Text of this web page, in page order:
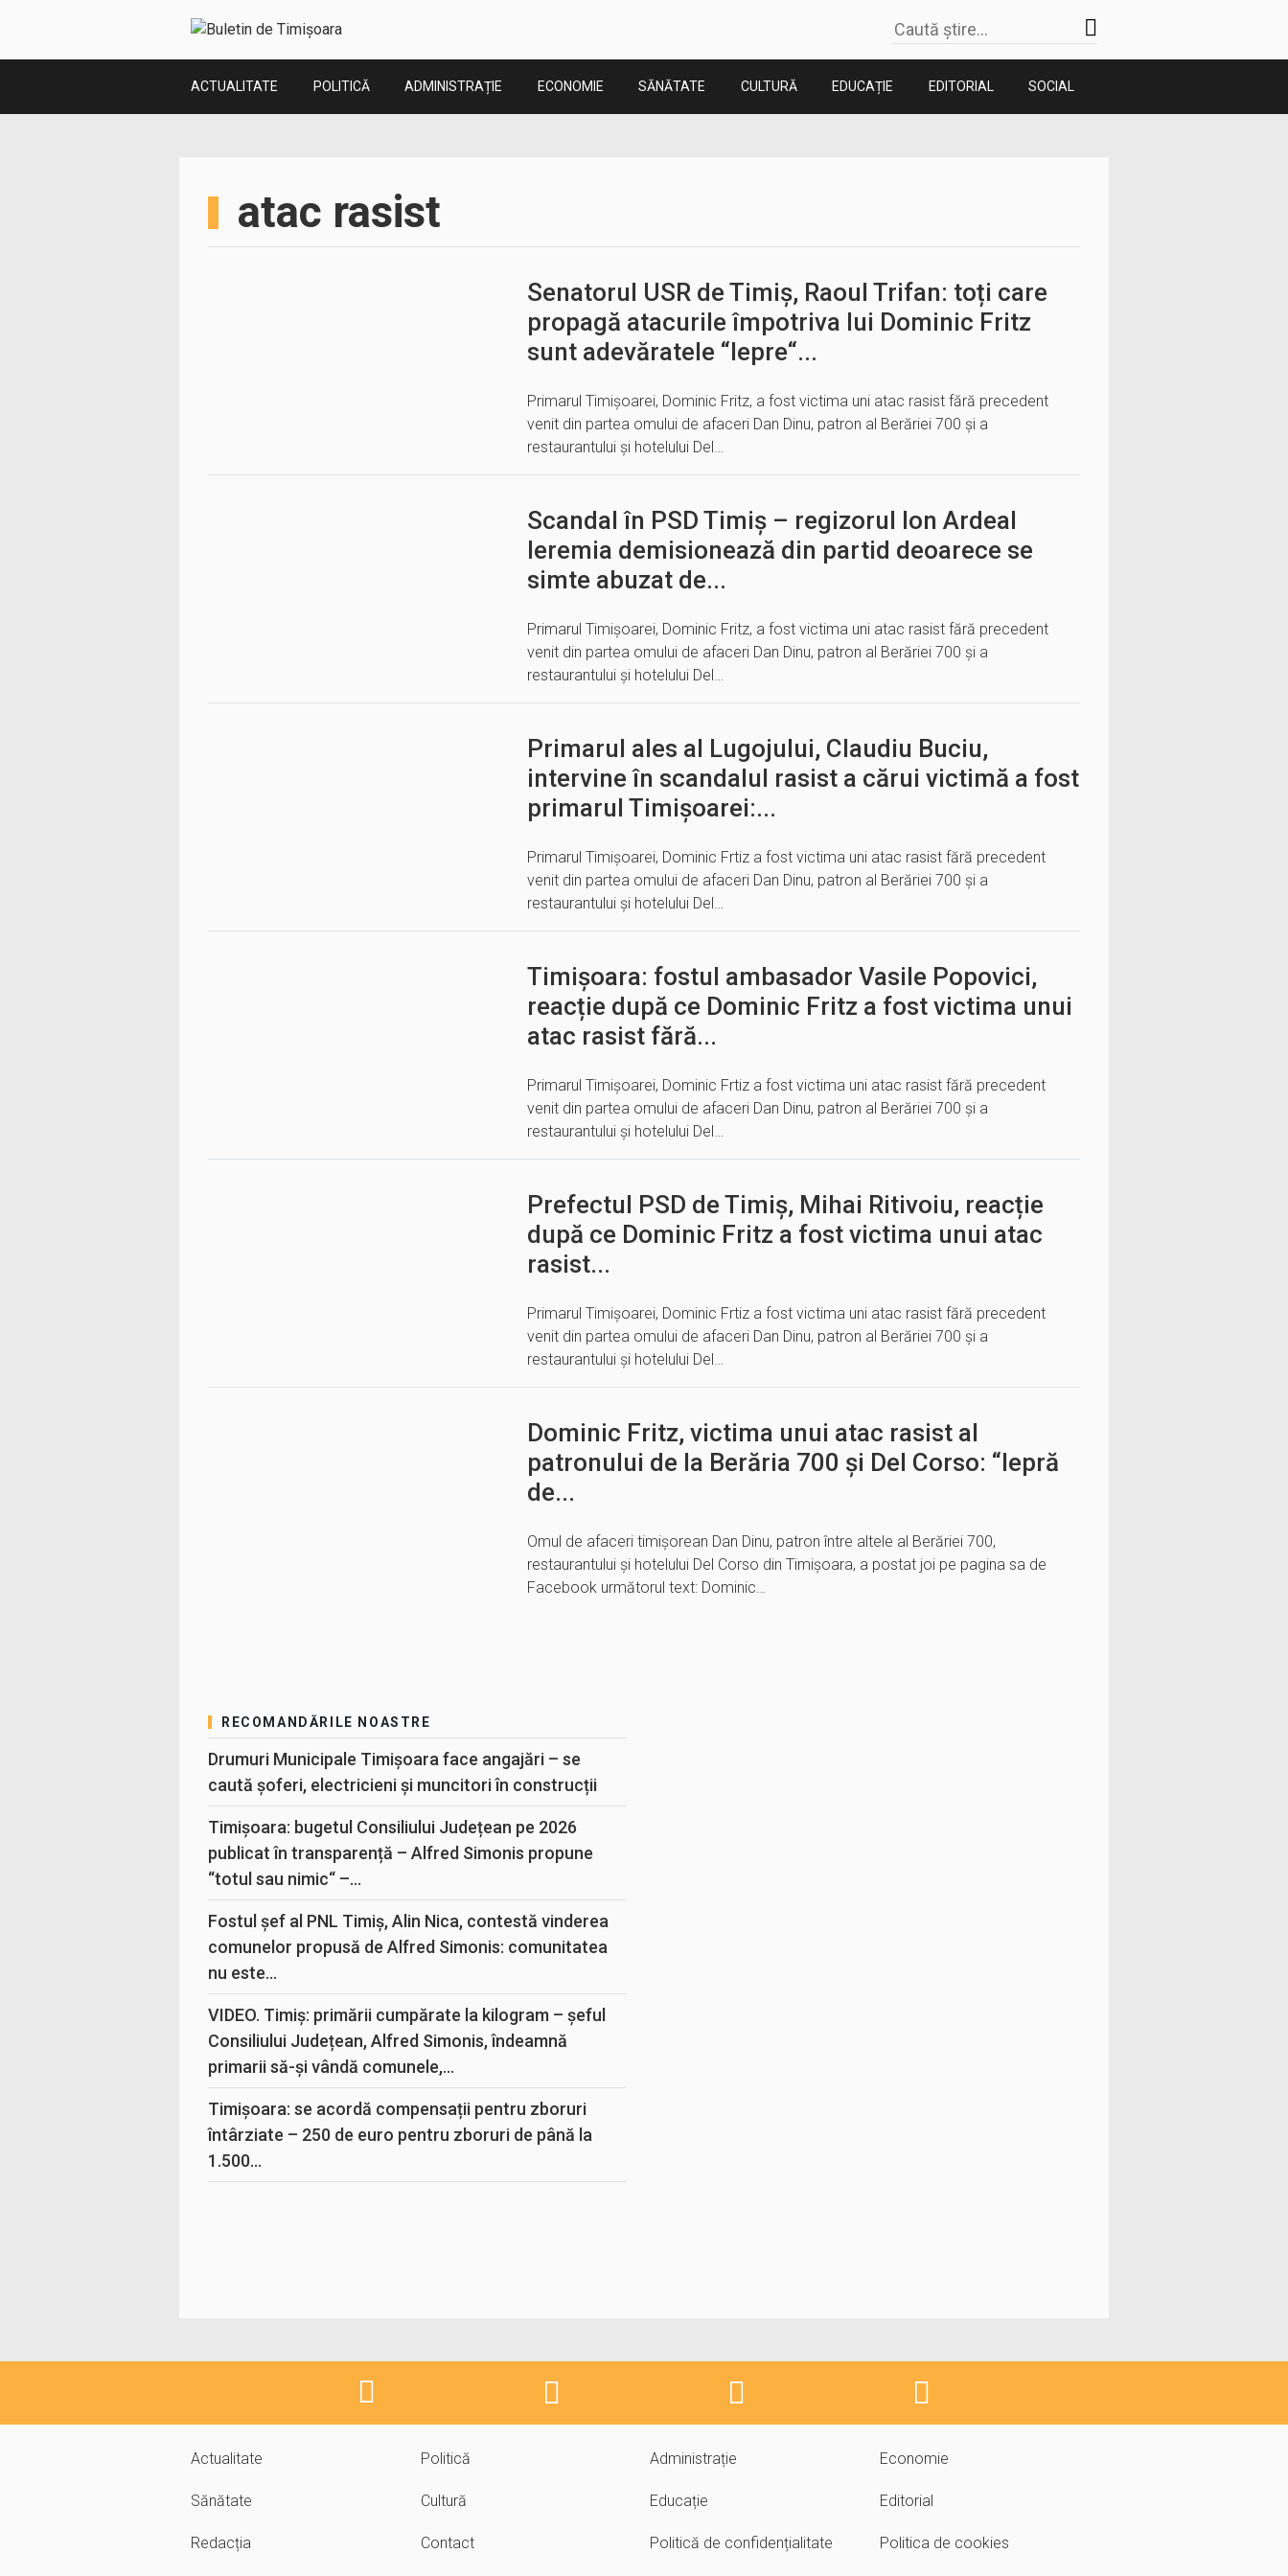
ACTUALITATE POLITICĂ ADMINISTRAȚIE ECONOMIE SĂNĂTATE CULTURĂ EDUCAȚIE EDITORIAL SOCIAL
atac rasist
Senatorul USR de Timiș, Raoul Trifan: toți care
propagă atacurile împotriva lui Dominic Fritz
sunt adevăratele “lepre“...
Primarul Timișoarei, Dominic Fritz, a fost victima uni atac rasist fără precedent
venit din partea omului de afaceri Dan Dinu, patron al Berăriei 700 și a
restaurantului și hotelului Del…
Scandal în PSD Timiș – regizorul Ion Ardeal
Ieremia demisionează din partid deoarece se
simte abuzat de...
Primarul Timișoarei, Dominic Fritz, a fost victima uni atac rasist fără precedent
venit din partea omului de afaceri Dan Dinu, patron al Berăriei 700 și a
restaurantului și hotelului Del…
Primarul ales al Lugojului, Claudiu Buciu,
intervine în scandalul rasist a cărui victimă a fost
primarul Timișoarei:...
Primarul Timișoarei, Dominic Frtiz a fost victima uni atac rasist fără precedent
venit din partea omului de afaceri Dan Dinu, patron al Berăriei 700 și a
restaurantului și hotelului Del…
Timișoara: fostul ambasador Vasile Popovici,
reacție după ce Dominic Fritz a fost victima unui
atac rasist fără...
Primarul Timișoarei, Dominic Frtiz a fost victima uni atac rasist fără precedent
venit din partea omului de afaceri Dan Dinu, patron al Berăriei 700 și a
restaurantului și hotelului Del…
Prefectul PSD de Timiș, Mihai Ritivoiu, reacție
după ce Dominic Fritz a fost victima unui atac
rasist...
Primarul Timișoarei, Dominic Frtiz a fost victima uni atac rasist fără precedent
venit din partea omului de afaceri Dan Dinu, patron al Berăriei 700 și a
restaurantului și hotelului Del…
Dominic Fritz, victima unui atac rasist al
patronului de la Berăria 700 și Del Corso: “lepră
de...
Omul de afaceri timișorean Dan Dinu, patron între altele al Berăriei 700,
restaurantului și hotelului Del Corso din Timișoara, a postat joi pe pagina sa de
Facebook următorul text: Dominic…
RECOMANDĂRILE NOASTRE
Drumuri Municipale Timișoara face angajări – se
caută șoferi, electricieni și muncitori în construcții
Timișoara: bugetul Consiliului Județean pe 2026
publicat în transparență – Alfred Simonis propune
“totul sau nimic“ –...
Fostul șef al PNL Timiș, Alin Nica, contestă vinderea
comunelor propusă de Alfred Simonis: comunitatea
nu este...
VIDEO. Timiș: primării cumpărate la kilogram – șeful
Consiliului Județean, Alfred Simonis, îndeamnă
primarii să-și vândă comunele,...
Timișoara: se acordă compensații pentru zboruri
întârziate – 250 de euro pentru zboruri de până la
1.500...
Actualitate Politică Administrație Economie
Sănătate Cultură Educație Editorial
Redacția Contact Politică de confidențialitate Politica de cookies